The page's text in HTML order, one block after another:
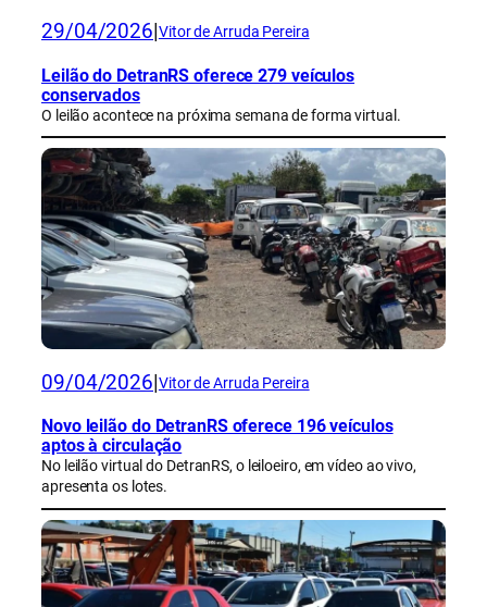
29/04/2026 Vitor de Arruda Pereira
Leilão do DetranRS oferece 279 veículos
conservados
O leilão acontece na próxima semana de forma virtual.
09/04/2026 Vitor de Arruda Pereira
Novo leilão do DetranRS oferece 196 veículos
aptos à circulação
No leilão virtual do DetranRS, o leiloeiro, em vídeo ao vivo,
apresenta os lotes.